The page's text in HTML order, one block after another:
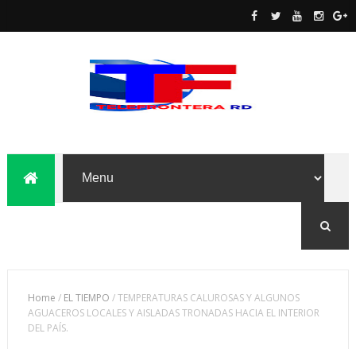
Home / EL TIEMPO /TEMPERATURAS CALUROSAS Y ALGUNOS
AGUACEROS LOCALES Y AISLADAS TRONADAS HACIA EL INTERIOR
DEL PAÍS.